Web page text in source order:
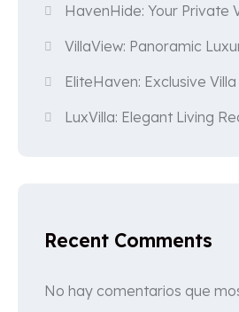
HavenHide: Your Private
VillaView: Panoramic
EliteHaven: Exclusive
LuxVilla: Elegant Living
Recent Comments
No hay comentarios que